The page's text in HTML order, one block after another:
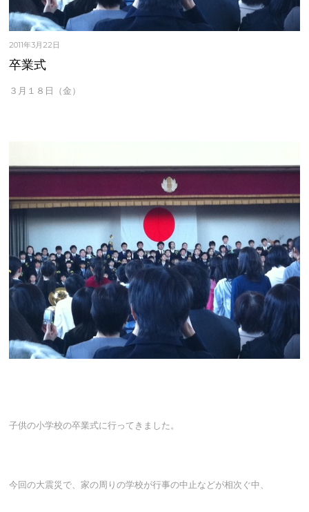
2011年3月22日
卒業式
３月１８日（金）
子供の小学校の卒業式に行ってきました。
今回の大震災で、家の周りの学校が行事の中止などが相次ぐ中、